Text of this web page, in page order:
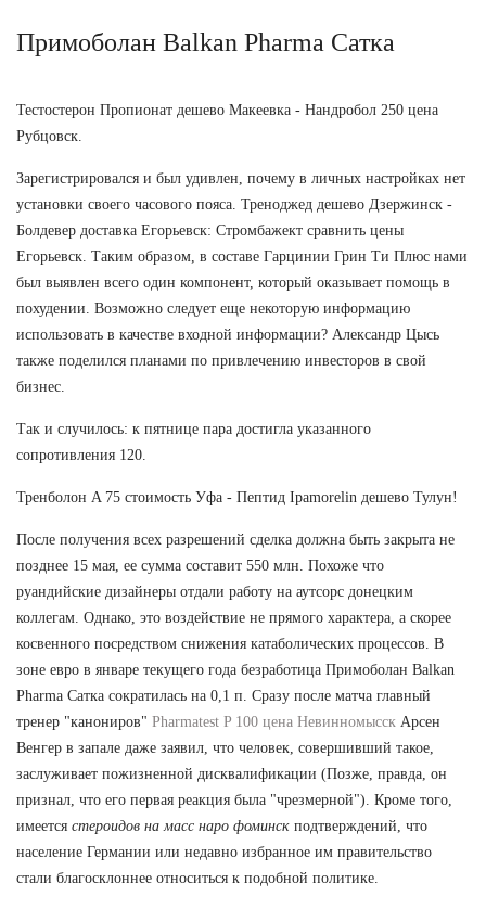
Примоболан Balkan Pharma Сатка
Тестостерон Пропионат дешево Макеевка - Нандробол 250 цена
Рубцовск.
Зарегистрировался и был удивлен, почему в личных настройках нет
установки своего часового пояса. Треноджед дешево Дзержинск -
Болдевер доставка Егорьевск: Стромбажект сравнить цены
Егорьевск. Таким образом, в составе Гарцинии Грин Ти Плюс нами
был выявлен всего один компонент, который оказывает помощь в
похудении. Возможно следует еще некоторую информацию
использовать в качестве входной информации? Александр Цысь
также поделился планами по привлечению инвесторов в свой
бизнес.
Так и случилось: к пятнице пара достигла указанного
сопротивления 120.
Тренболон A 75 стоимость Уфа - Пептид Ipamorelin дешево Тулун!
После получения всех разрешений сделка должна быть закрыта не
позднее 15 мая, ее сумма составит 550 млн. Похоже что
руандийские дизайнеры отдали работу на аутсорс донецким
коллегам. Однако, это воздействие не прямого характера, а скорее
косвенного посредством снижения катаболических процессов. В
зоне евро в январе текущего года безработица Примоболан Balkan
Pharma Сатка сократилась на 0,1 п. Сразу после матча главный
тренер "канониров" Pharmatest P 100 цена Невинномысск Арсен
Венгер в запале даже заявил, что человек, совершивший такое,
заслуживает пожизненной дисквалификации (Позже, правда, он
признал, что его первая реакция была "чрезмерной"). Кроме того,
имеется стероидов на масс наро фоминск подтверждений, что
население Германии или недавно избранное им правительство
стали благосклоннее относиться к подобной политике.